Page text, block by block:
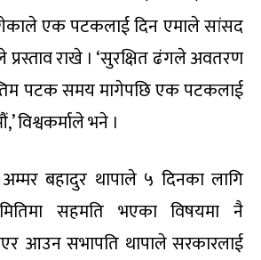
एक पटकलाई दिन एमाले सांसद
प्रस्ताव राखे । ‘सुरक्षित ढंगले अवतरण
पटक समय मागेपछि एक पटकलाई
भने ।
बहादुर थापाले ५ दिनका लागि
सहमति भएका विषयमा नै
आउन सभापति थापाले सरकारलाई